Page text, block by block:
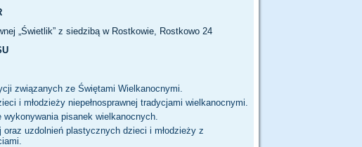
„Świetlik” z siedzibą w Rostkowie, Rostkowo 24
związanych ze Świętami Wielkanocnymi.
i młodzieży niepełnosprawnej tradycjami wielkanocnymi.
pisanek wielkanocnych.
uzdolnień plastycznych dzieci i młodzieży z